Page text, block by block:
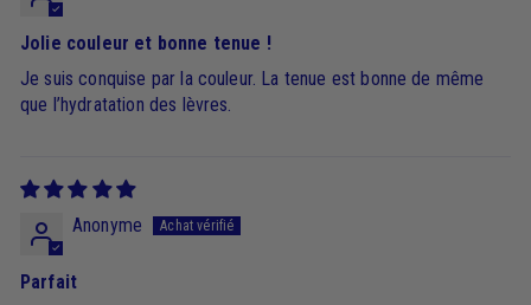
Jolie couleur et bonne tenue !
Je suis conquise par la couleur. La tenue est bonne de même
que l’hydratation des lèvres.
Anonyme
Parfait